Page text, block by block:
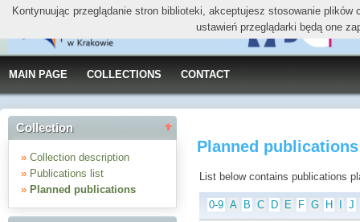
MAIN PAGE COLLECTIONS CONTACT
Collection
» Collection description
» Publications list
» Planned publications
Planned
List below contains publications
0-9 A B C D E F G H J
Kontynuując przeglądanie stron biblioteki, akceptujesz stosowanie
ustawień przeglądarki będą one